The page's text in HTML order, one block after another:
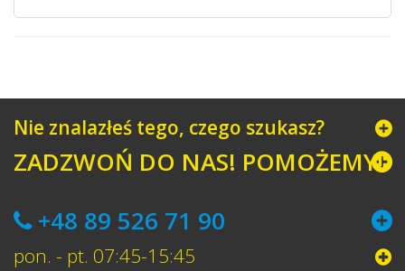
Nie znalazłeś tego, czego szukasz?
ZADZWOŃ DO NAS! POMOŻEMY!
+48 89 526 71 90
pon. - pt. 07:45-15:45